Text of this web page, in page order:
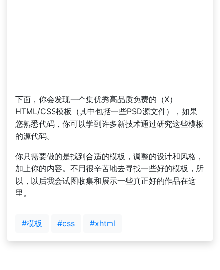
下面，你会发现一个集优秀高品质免费的（X）
HTML/CSS模板（其中包括一些PSD源文件），如果
您熟悉代码，你可以学到许多新技术通过研究这些模板
的源代码。
你只需要做的是找到合适的模板，调整的设计和风格，
加上你的内容。不用很辛苦地去寻找一些好的模板，所
以，以后我会试图收集和展示一些真正好的作品在这
里。
#模板 #css #xhtml